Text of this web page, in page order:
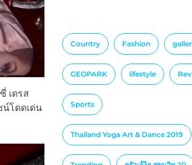
Country Fashion
GEOPARK lifestyle
Sports
Thailand Yoga Art & Dance 2019
เดรส
น์โดดเด่น